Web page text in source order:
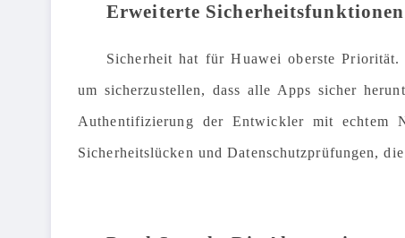
Erweiterte Sicherheitsfunktionen
Sicherheit hat für Huawei oberste
um sicherzustellen, dass alle Apps sicher
Authentifizierung der Entwickler mit echtem
Sicherheitslücken und Datenschutzprüfungen,